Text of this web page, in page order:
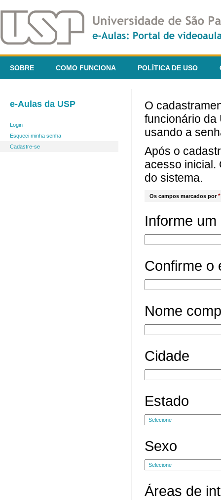
SOBRE COMO FUNCIONA POLÍTICA DE USO
e-Aulas da USP
Login
Esqueci minha senha
Cadastre-se
O
funcionário da
usando a
Após o
acesso inicial.
do sistema.
Os campos marcados por*
Informe
Confirme o
Nome
Cidade
Estado
Sexo
Áreas de